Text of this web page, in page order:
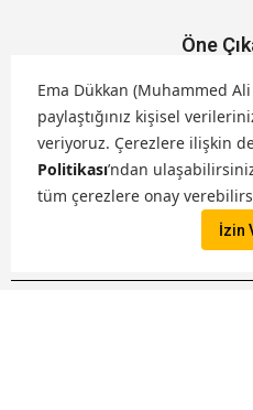
Ema Dükkan (Muhammed
paylaştığınız kişisel
veriyoruz. Çerezlere ilişkin
Politikası’ndan
tüm çerezlere onay
İzin
Öne
Satış